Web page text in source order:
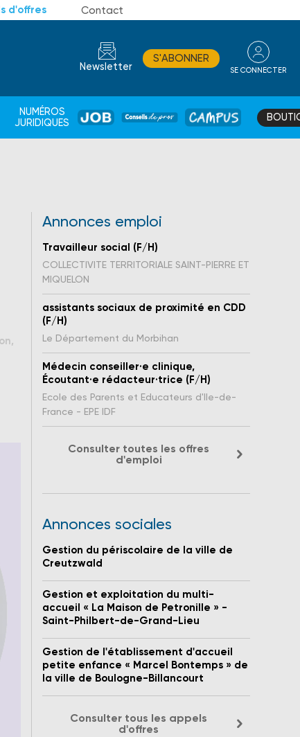
d'offres Contact
Newsletter
S'ABONNER
SE CONNECTER
NUMÉROS
JURIDIQUES
JOB
DE
CAMPUS
Annonces emploi
Travailleur social (F/H)
COLLECTIVITE TERRITORIALE SAINT-PIERRE ET
MIQUELON
assistants sociaux de proximité en CDD
(F/H)
Le Département du Morbihan
Médecin conseiller·e clinique,
Écoutant·e rédacteur·trice (F/H)
Ecole des Parents et Educateurs d'Ile-de-
France - EPE IDF
Consulter toutes les offres
d'emploi
Annonces sociales
Gestion du périscolaire de la ville de
Creutzwald
Gestion et exploitation du multi-
accueil « La Maison de Petronille » -
Saint-Philbert-de-Grand-Lieu
Gestion de l'établissement d'accueil
petite enfance « Marcel Bontemps » de
la ville de Boulogne-Billancourt
Consulter tous les appels
d'offres